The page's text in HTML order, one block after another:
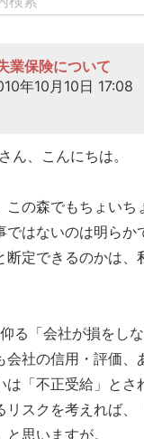
業保険について
年10月10日 17:08
ん、こんにちは。
この森でもちょいち
はないのは明らか
断定できるのかは
る「会社が損をし
会社の信用・評価、
は「不正受給」とさ
リスクを考えれば、
思いますが。